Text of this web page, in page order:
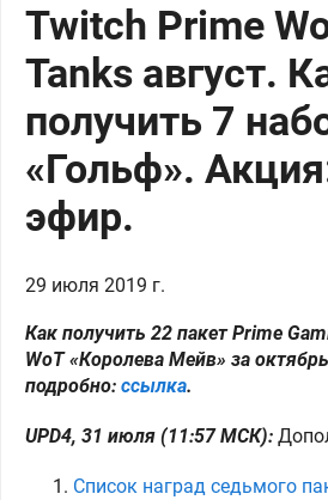
Twitch Prime
Tanks август.
получить 7
«Гольф».
эфир.
29 июля 2019 г.
Как получить 22 пакет Prime
WoT «Королева Мейв» за
подробно: ссылка.
UPD4, 31 июля (11:57 МСК):
Список наград седьмого